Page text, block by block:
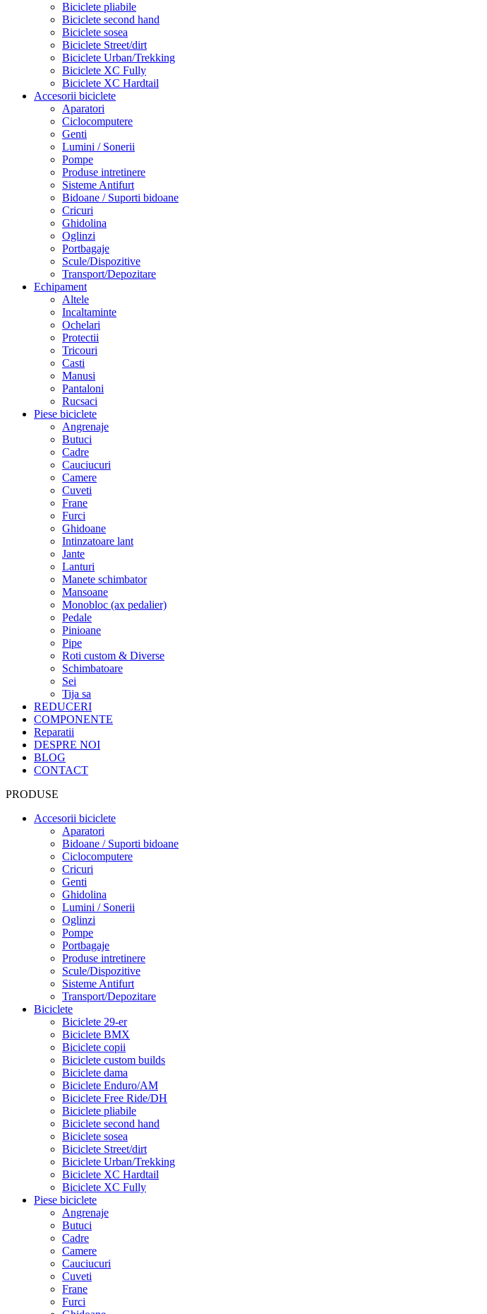
Biciclete pliabile
Biciclete second hand
Biciclete sosea
Biciclete Street/dirt
Biciclete Urban/Trekking
Biciclete XC Fully
Biciclete XC Hardtail
Accesorii biciclete
Aparatori
Ciclocomputere
Genti
Lumini / Sonerii
Pompe
Produse intretinere
Sisteme Antifurt
Bidoane / Suporti bidoane
Cricuri
Ghidolina
Oglinzi
Portbagaje
Scule/Dispozitive
Transport/Depozitare
Echipament
Altele
Incaltaminte
Ochelari
Protectii
Tricouri
Casti
Manusi
Pantaloni
Rucsaci
Piese biciclete
Angrenaje
Butuci
Cadre
Cauciucuri
Camere
Cuveti
Frane
Furci
Ghidoane
Intinzatoare lant
Jante
Lanturi
Manete schimbator
Mansoane
Monobloc (ax pedalier)
Pedale
Pinioane
Pipe
Roti custom & Diverse
Schimbatoare
Sei
Tija sa
REDUCERI
COMPONENTE
Reparatii
DESPRE NOI
BLOG
CONTACT
PRODUSE
Accesorii biciclete
Aparatori
Bidoane / Suporti bidoane
Ciclocomputere
Cricuri
Genti
Ghidolina
Lumini / Sonerii
Oglinzi
Pompe
Portbagaje
Produse intretinere
Scule/Dispozitive
Sisteme Antifurt
Transport/Depozitare
Biciclete
Biciclete 29-er
Biciclete BMX
Biciclete copii
Biciclete custom builds
Biciclete dama
Biciclete Enduro/AM
Biciclete Free Ride/DH
Biciclete pliabile
Biciclete second hand
Biciclete sosea
Biciclete Street/dirt
Biciclete Urban/Trekking
Biciclete XC Hardtail
Biciclete XC Fully
Piese biciclete
Angrenaje
Butuci
Cadre
Camere
Cauciucuri
Cuveti
Frane
Furci